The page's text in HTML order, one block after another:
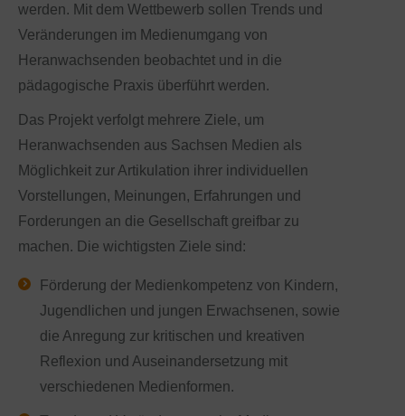
werden. Mit dem Wettbewerb sollen Trends und
Veränderungen im Medienumgang von
Heranwachsenden beobachtet und in die
pädagogische Praxis überführt werden.
Das Projekt verfolgt mehrere Ziele, um
Heranwachsenden aus Sachsen Medien als
Möglichkeit zur Artikulation ihrer individuellen
Vorstellungen, Meinungen, Erfahrungen und
Forderungen an die Gesellschaft greifbar zu
machen. Die wichtigsten Ziele sind:
Förderung der Medienkompetenz von Kindern,
Jugendlichen und jungen Erwachsenen, sowie
die Anregung zur kritischen und kreativen
Reflexion und Auseinandersetzung mit
verschiedenen Medienformen.